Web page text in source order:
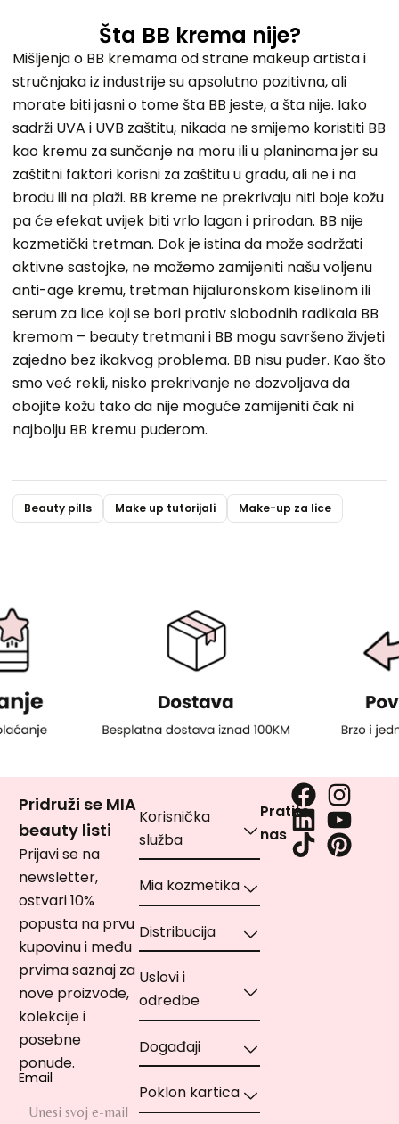
Šta BB krema nije?
Mišljenja o BB kremama od strane makeup artista i
stručnjaka iz industrije su apsolutno pozitivna, ali
morate biti jasni o tome šta BB jeste, a šta nije. Iako
sadrži UVA i UVB zaštitu, nikada ne smijemo koristiti BB
kao kremu za sunčanje na moru ili u planinama jer su
zaštitni faktori korisni za zaštitu u gradu, ali ne i na
brodu ili na plaži. BB kreme ne prekrivaju niti boje kožu
pa će efekat uvijek biti vrlo lagan i prirodan. BB nije
kozmetički tretman. Dok je istina da može sadržati
aktivne sastojke, ne možemo zamijeniti našu voljenu
anti-age kremu, tretman hijaluronskom kiselinom ili
serum za lice koji se bori protiv slobodnih radikala BB
kremom – beauty tretmani i BB mogu savršeno živjeti
zajedno bez ikakvog problema. BB nisu puder. Kao što
smo već rekli, nisko prekrivanje ne dozvoljava da
obojite kožu tako da nije moguće zamijeniti čak ni
najbolju BB kremu puderom.
Beauty pills Make up tutorijali Make-up za lice
Pridruži se MIA
beauty listi
Prijavi se na
newsletter,
ostvari 10%
popusta na prvu
kupovinu i među
prvima saznaj za
nove proizvode,
kolekcije i
posebne
ponude.
Email
Korisnička
služba
Mia kozmetika
Distribucija
Uslovi i
odredbe
Događaji
Poklon kartica
Pratite
nas